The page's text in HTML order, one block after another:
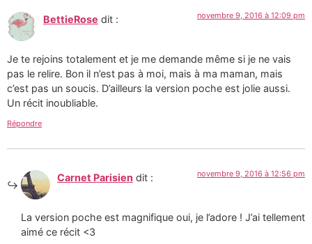
BettieRose dit : novembre 9, 2016 à 12:09 pm
Je te rejoins totalement et je me demande même si je ne vais
pas le relire. Bon il n’est pas à moi, mais à ma maman, mais
c’est pas un soucis. D’ailleurs la version poche est jolie aussi.
Un récit inoubliable.
Répondre
Carnet Parisien dit : novembre 9, 2016 à 12:56 pm
La version poche est magnifique oui, je l’adore ! J’ai tellement
aimé ce récit <3